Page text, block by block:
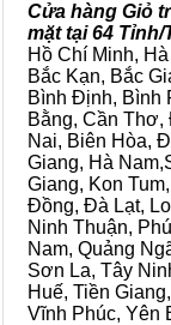
Cửa hàng Giỏ
mặt tại 64
Hồ Chí Minh,
Bắc Kạn, Bắc
Bình Định, Bình
Bằng, Cần
Nai, Biên Hòa,
Giang, Hà
Giang, Kon
Đồng, Đà Lạt,
Ninh Thuận,
Nam, Quảng
Sơn La, Tây
Huế, Tiền
Vĩnh Phúc, Yên